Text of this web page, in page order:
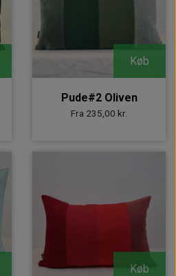
Køb
Pude#2 Oliven
Fra 235,00 kr.
Køb